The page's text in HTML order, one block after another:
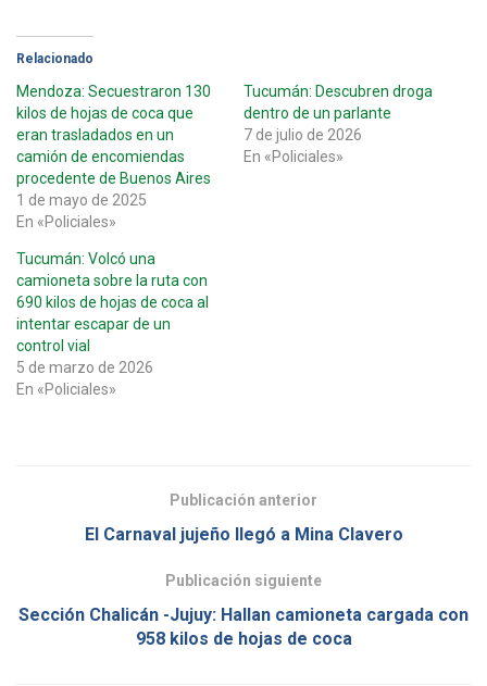
Relacionado
Mendoza: Secuestraron 130
kilos de hojas de coca que
eran trasladados en un
camión de encomiendas
procedente de Buenos Aires
1 de mayo de 2025
En «Policiales»
Tucumán: Descubren droga
dentro de un parlante
7 de julio de 2026
En «Policiales»
Tucumán: Volcó una
camioneta sobre la ruta con
690 kilos de hojas de coca al
intentar escapar de un
control vial
5 de marzo de 2026
En «Policiales»
Publicación anterior
El Carnaval jujeño llegó a Mina Clavero
Publicación siguiente
Sección Chalicán -Jujuy: Hallan camioneta cargada con
958 kilos de hojas de coca